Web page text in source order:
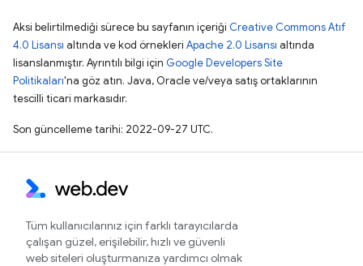
Aksi belirtilmediği sürece bu sayfanın içeriği Creative Commons Atıf
4.0 Lisansı altında ve kod örnekleri Apache 2.0 Lisansı altında
lisanslanmıştır. Ayrıntılı bilgi için Google Developers Site
Politikaları'na göz atın. Java, Oracle ve/veya satış ortaklarının
tescilli ticari markasıdır.
Son güncelleme tarihi: 2022-09-27 UTC.
Tüm kullanıcılarınız için farklı tarayıcılarda
çalışan güzel, erişilebilir, hızlı ve güvenli
web siteleri oluşturmanıza yardımcı olmak